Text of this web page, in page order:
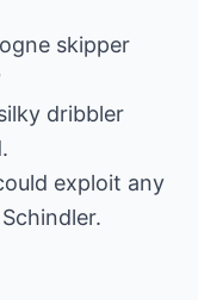
skipper
dribbler
exploit any